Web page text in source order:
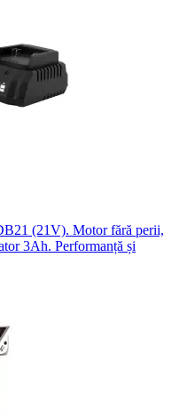
(21V). Motor fără perii,
3Ah. Performanță și